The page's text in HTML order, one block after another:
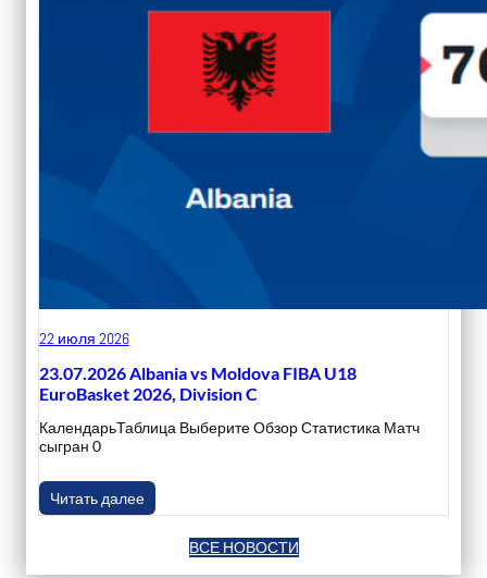
22 июля 2026
23.07.2026 Albania vs Moldova FIBA U18
EuroBasket 2026, Division C
КалендарьТаблица Выберите Обзор Статистика Матч
сыгран 0
Читать далее
ВСЕ НОВОСТИ